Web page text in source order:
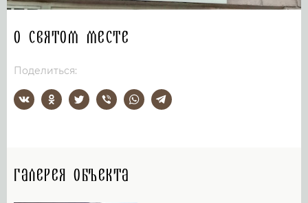
О святом месте
Поделиться:
Галерея объекта